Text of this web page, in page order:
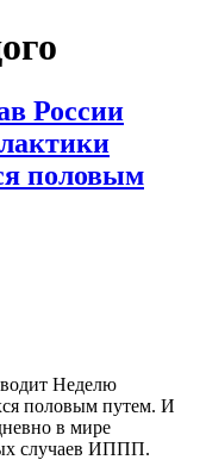
России
половым
Неделю
половым путем. И
в мире
случаев ИППП.